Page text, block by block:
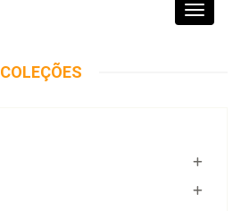
Toggle
COLEÇÕES